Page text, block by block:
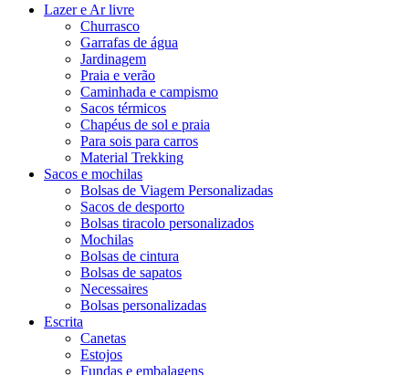
Lazer e Ar livre
Churrasco
Garrafas de água
Jardinagem
Praia e verão
Caminhada e campismo
Sacos térmicos
Chapéus de sol e praia
Para sois para carros
Material Trekking
Sacos e mochilas
Bolsas de Viagem Personalizadas
Sacos de desporto
Bolsas tiracolo personalizados
Mochilas
Bolsas de cintura
Bolsas de sapatos
Necessaires
Bolsas personalizadas
Escrita
Canetas
Estojos
Fundas e embalagens